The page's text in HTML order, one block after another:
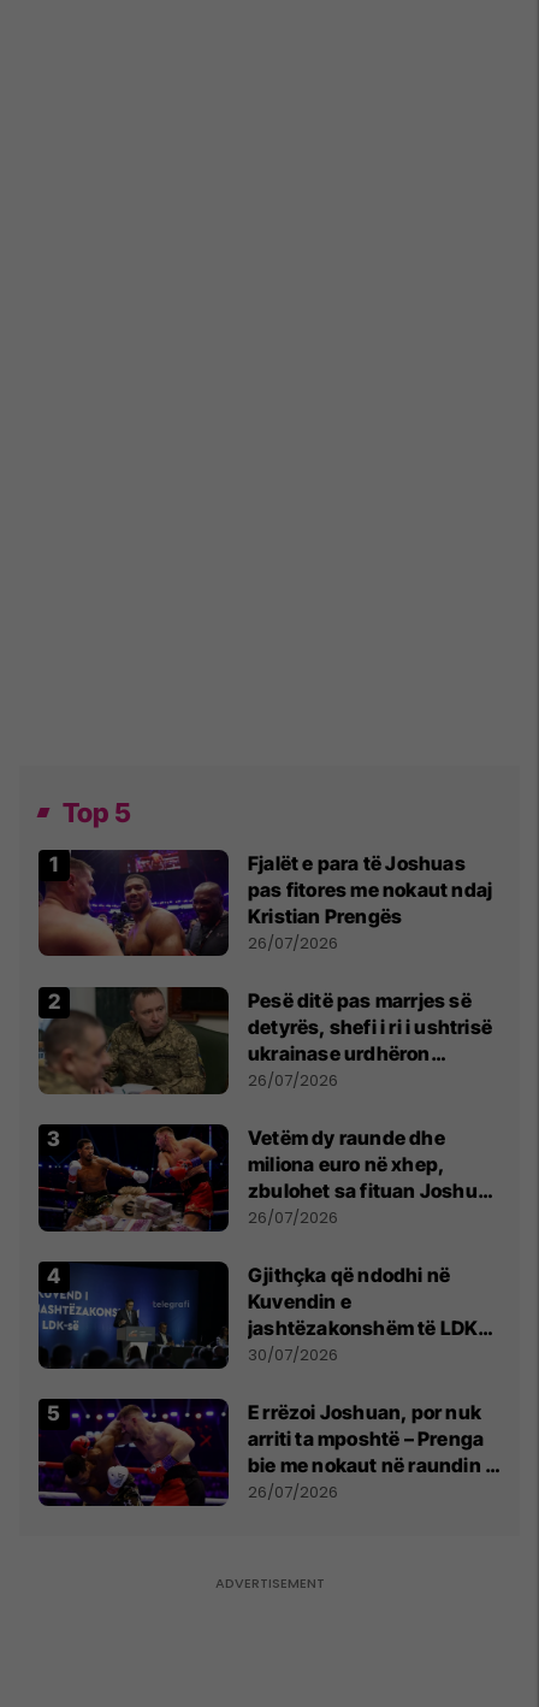
Top 5
Fjalët e para të Joshuas
pas fitores me nokaut ndaj
Kristian Prengës
26/07/2026
Pesë ditë pas marrjes së
detyrës, shefi i ri i ushtrisë
ukrainase urdhëron
kontroll të madh
26/07/2026
Vetëm dy raunde dhe
miliona euro në xhep,
zbulohet sa fituan Joshua
e Prenga
26/07/2026
Gjithçka që ndodhi në
Kuvendin e
jashtëzakonshëm të LDK-
së
30/07/2026
E rrëzoi Joshuan, por nuk
arriti ta mposhtë – Prenga
bie me nokaut në raundin e
dytë
26/07/2026